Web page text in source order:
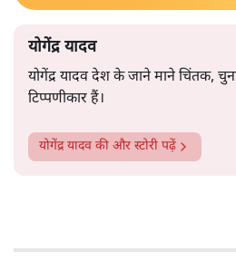
योगेंद्र यादव
योगेंद्र यादव देश के जाने माने चिंतक,
टिप्पणीकार हैं।
योगेंद्र यादव की और स्टोरी पढ़ें